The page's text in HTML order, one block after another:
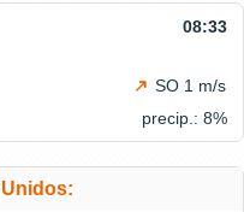
08:33
SO 1 m/s
precip.: 8%